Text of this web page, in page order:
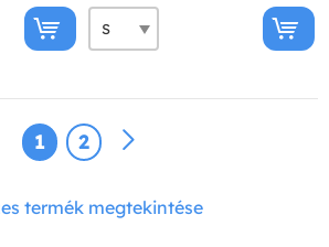
1 2
termék megtekintése